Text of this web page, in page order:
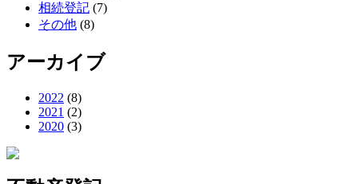
相続登記 (7)
その他 (8)
アーカイブ
2022 (8)
2021 (2)
2020 (3)